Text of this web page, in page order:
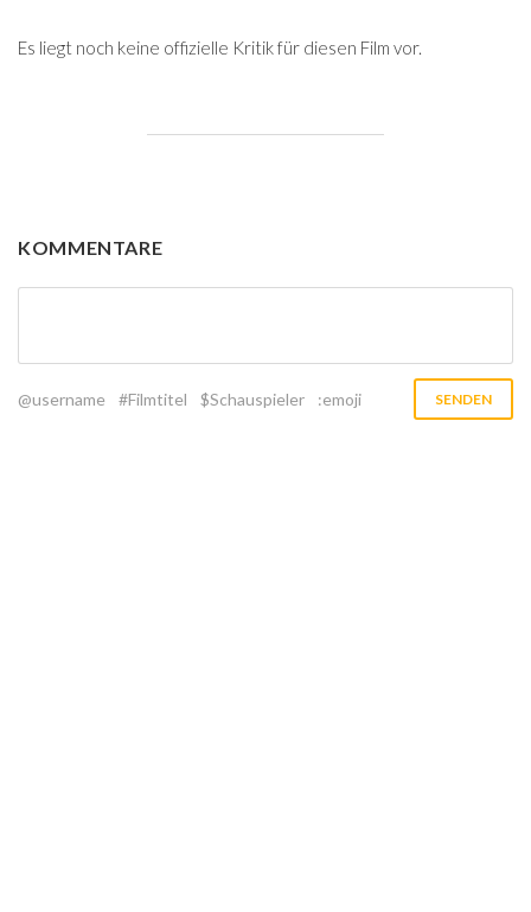
Es liegt noch keine offizielle Kritik für diesen Film vor.
KOMMENTARE
@username #Filmtitel $Schauspieler :emoji